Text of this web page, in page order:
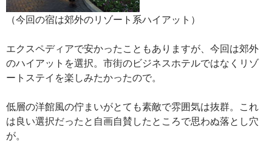
（今回の宿は郊外のリゾート系ハイアット）
エクスペディアで安かったこともありますが、今回は郊外
のハイアットを選択。市街のビジネスホテルではなくリゾ
ートステイを楽しみたかったので。
低層の洋館風の佇まいがとても素敵で雰囲気は抜群。これ
は良い選択だったと自画自賛したところで思わぬ落とし穴
が。